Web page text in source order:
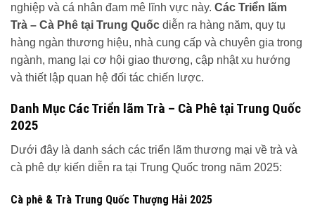
nghiệp và cá nhân đam mê lĩnh vực này. Các Triển lãm
Trà – Cà Phê tại Trung Quốc diễn ra hàng năm, quy tụ
hàng ngàn thương hiệu, nhà cung cấp và chuyên gia trong
ngành, mang lại cơ hội giao thương, cập nhật xu hướng
và thiết lập quan hệ đối tác chiến lược.
Danh Mục Các Triển lãm Trà – Cà Phê tại Trung Quốc
2025
Dưới đây là danh sách các triển lãm thương mại về trà và
cà phê dự kiến diễn ra tại Trung Quốc trong năm 2025:
Cà phê & Trà Trung Quốc Thượng Hải 2025